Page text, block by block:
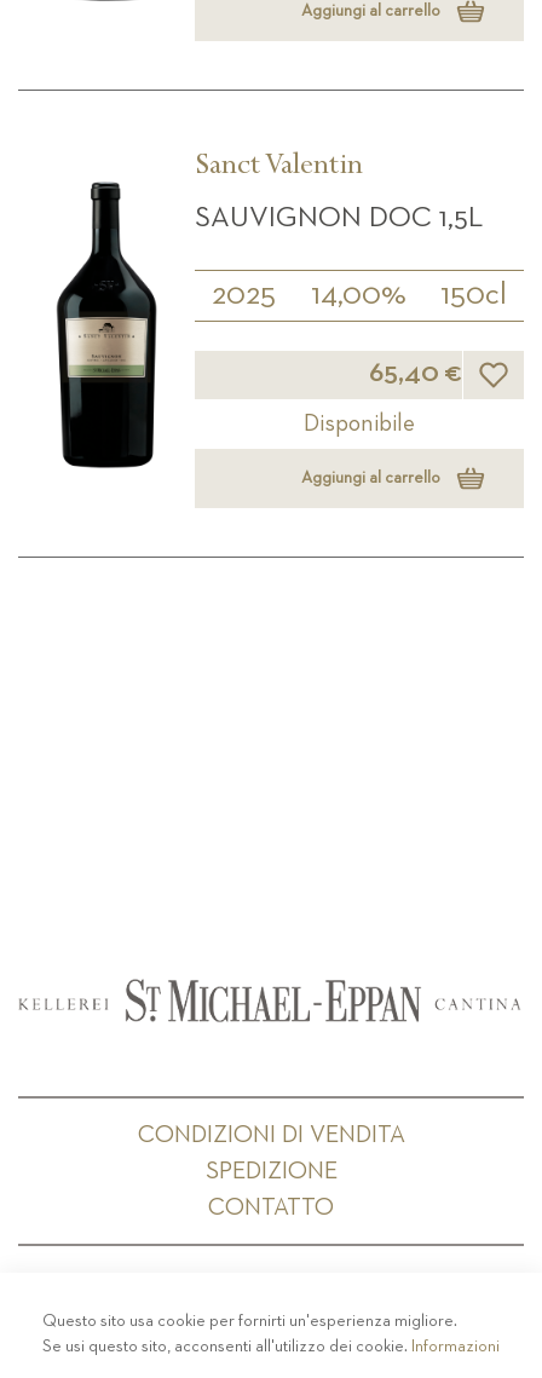
Aggiungi al carrello
Sanct Valentin
SAUVIGNON DOC 1,5L
2025 14,00% 150cl
65,40 € Lista
Disponibile
Aggiungi al carrello
CONDIZIONI DI VENDITA
SPEDIZIONE
CONTATTO
PRIVACY-COLOPHON - COOKIE POLICY
CODICE ETICO
Questo sito usa cookie per fornirti un'esperienza migliore.
Se usi questo sito, acconsenti all'utilizzo dei cookie. Informazioni